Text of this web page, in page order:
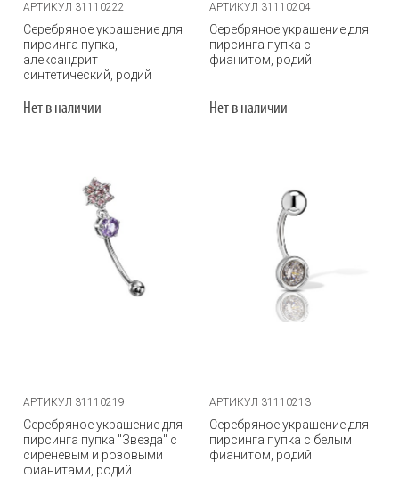
АРТИКУЛ 31110222
Серебряное украшение для
пирсинга пупка,
александрит
синтетический, родий
Нет в наличии
АРТИКУЛ 31110204
Серебряное украшение для
пирсинга пупка с
фианитом, родий
Нет в наличии
АРТИКУЛ 31110219
Серебряное украшение для
пирсинга пупка "Звезда" с
сиреневым и розовыми
фианитами, родий
АРТИКУЛ 31110213
Серебряное украшение для
пирсинга пупка с белым
фианитом, родий